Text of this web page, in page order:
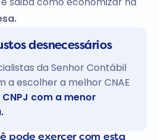
desnecessários
da Senhor Contábil
a escolher a melhor CNAE
com a menor
pode exercer com esta